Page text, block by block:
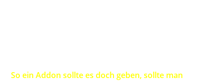
So ein Addon sollte es doch geben, sollte man